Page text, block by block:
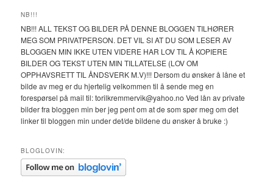
NB!!!
NB!!! ALL TEKST OG BILDER PÅ DENNE BLOGGEN TILHØRER
MEG SOM PRIVATPERSON. DET VIL SI AT DU SOM LESER AV
BLOGGEN MIN IKKE UTEN VIDERE HAR LOV TIL Å KOPIERE
BILDER OG TEKST UTEN MIN TILLATELSE (LOV OM
OPPHAVSRETT TIL ÅNDSVERK M.V)!!! Dersom du ønsker å låne et
bilde av meg er du hjertelig velkommen til å sende meg en
forespørsel på mail til: torilkremmervik@yahoo.no Ved lån av private
bilder fra bloggen min ber jeg pent om at de som spør meg om det
linker til bloggen min under det/de bildene du ønsker å bruke :)
BLOGLOVIN: